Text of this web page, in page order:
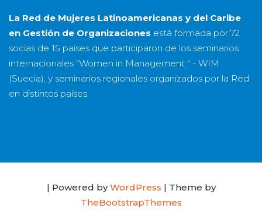
La Red de Mujeres Latinoamericanas y del Caribe
en Gestión de Organizaciones está formada por 72
socias de 15 países que participaron de los seminarios
internacionales "Women in Management " - WIM
(Suecia), y seminarios regionales organizados por la Red
en distintos países.
| Powered byWordPress | Theme by
TheBootstrapThemes